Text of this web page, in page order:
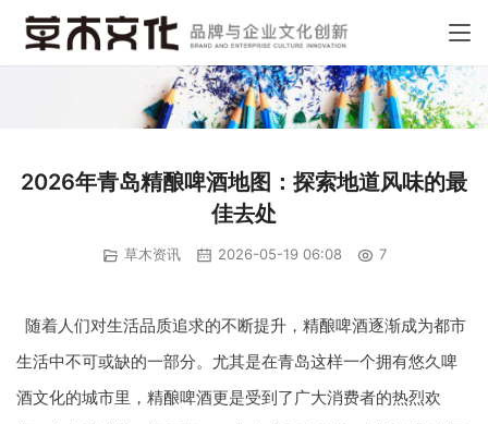
2026年青岛精酿啤酒地图：探索地道风味的最
佳去处
草木资讯 2026-05-19 06:08 7
随着人们对生活品质追求的不断提升，精酿啤酒逐渐成为都市
生活中不可或缺的一部分。尤其是在青岛这样一个拥有悠久啤
酒文化的城市里，精酿啤酒更是受到了广大消费者的热烈欢